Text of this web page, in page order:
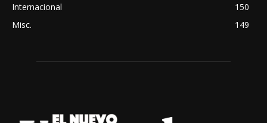
Internacional
150
Misc.
149